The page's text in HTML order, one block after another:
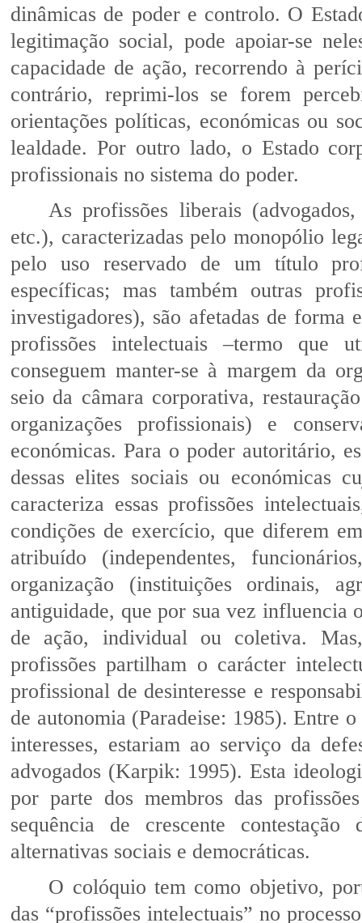
dinâmicas de poder e controlo. O
legitimação social, pode apoiar-se
capacidade de ação, recorrendo à
contrário, reprimi-los se forem
orientações políticas, económicas ou
lealdade. Por outro lado, o Estado
profissionais no sistema do poder.
As profissões liberais
etc.), caracterizadas pelo monopólio
pelo uso reservado de um título
específicas; mas também outras
investigadores), são afetadas de
profissões intelectuais –termo que
conseguem manter-se à margem da
seio da câmara corporativa,
organizações profissionais) e
económicas. Para o poder autoritário,
dessas elites sociais ou económicas
caracteriza essas profissões
condições de exercício, que diferem
atribuído (independentes,
organização (instituições ordinais,
antiguidade, que por sua vez influencia
de ação, individual ou coletiva.
profissões partilham o carácter
profissional de desinteresse e
de autonomia (Paradeise: 1985). Entre
interesses, estariam ao serviço da
advogados (Karpik: 1995). Esta
por parte dos membros das
sequência de crescente
alternativas sociais e democráticas.
O colóquio tem como objetivo,
das “profissões intelectuais” no